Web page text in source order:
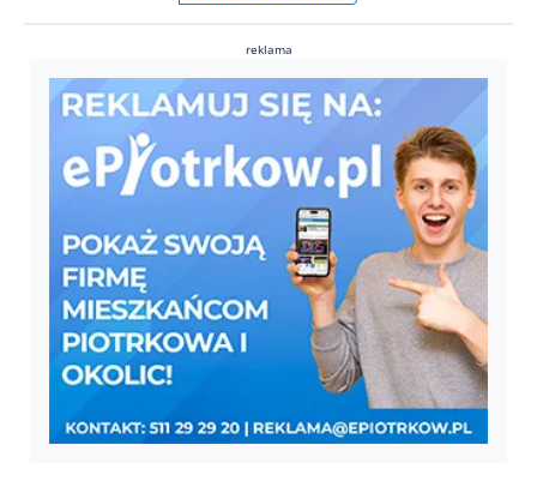
reklama